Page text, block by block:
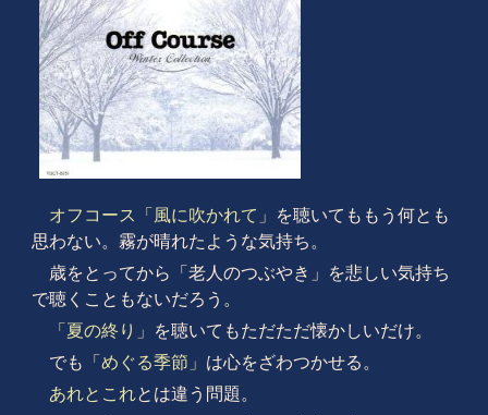
オフコース 「風に吹かれて」
を聴いてももう何とも
思わない。霧が晴れたような気持ち。
歳をとってから「老人のつぶやき」を悲しい気持ち
で聴くこともないだろう。
「夏の終り」
を聴いてもただただ懐かしいだけ。
でも
「めぐる季節」 は心をざわつかせる。
あれとこれとは違う問題。